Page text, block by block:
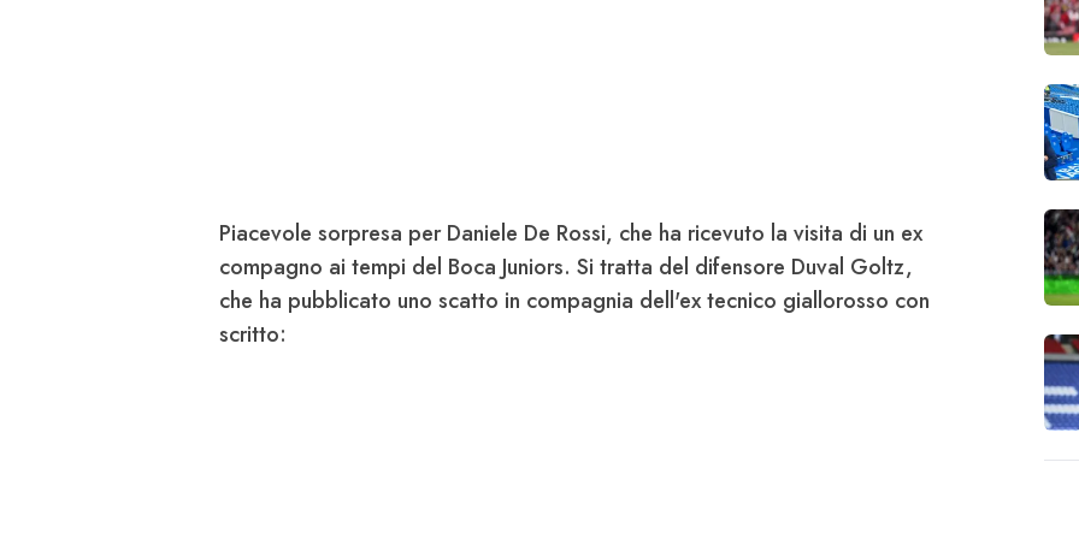
Piacevole sorpresa perDaniele De Rossi, che ha ricevuto la visita di un ex
compagno ai tempi del Boca Juniors. Si tratta del difensore Duval Goltz,
che ha pubblicato uno scatto in compagnia dell'ex tecnico giallorosso con
scritto: